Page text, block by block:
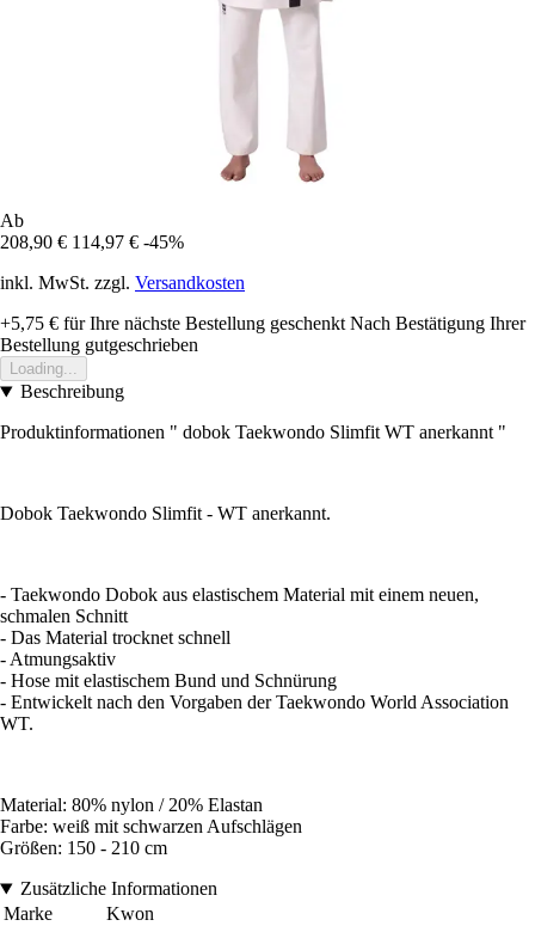
Ab
208,90 € 114,97 € -45%
inkl. MwSt. zzgl. Versandkosten
+5,75 € für Ihre nächste Bestellung geschenkt Nach Bestätigung Ihrer
Bestellung gutgeschrieben
Loading...
Beschreibung
Produktinformationen " dobok Taekwondo Slimfit WT anerkannt "
Dobok Taekwondo Slimfit - WT anerkannt.
- Taekwondo Dobok aus elastischem Material mit einem neuen,
schmalen Schnitt
- Das Material trocknet schnell
- Atmungsaktiv
- Hose mit elastischem Bund und Schnürung
- Entwickelt nach den Vorgaben der Taekwondo World Association
WT.
Material: 80% nylon / 20% Elastan
Farbe: weiß mit schwarzen Aufschlägen
Größen: 150 - 210 cm
Zusätzliche Informationen
Marke
Kwon